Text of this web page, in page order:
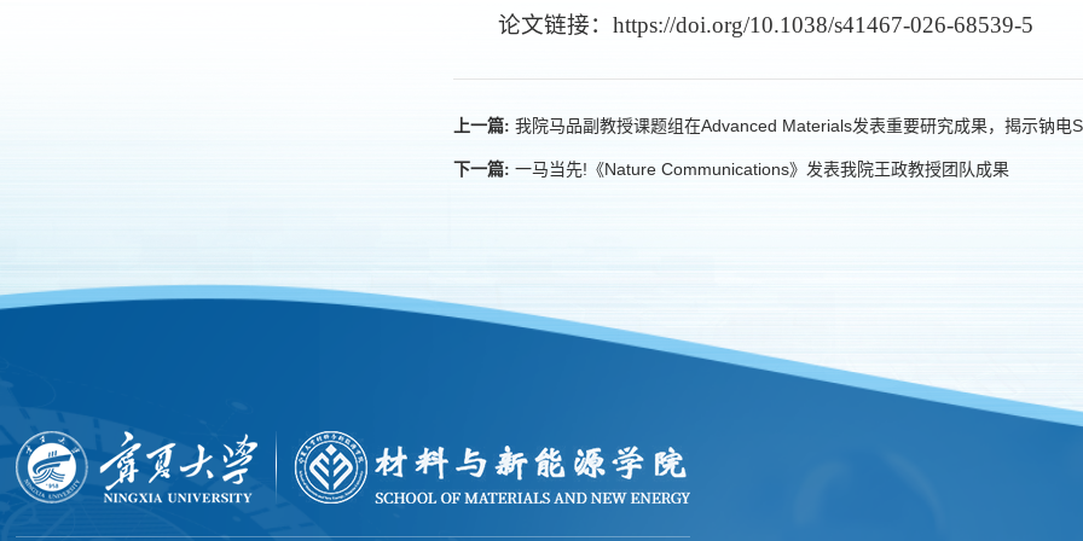
论文链接：https://doi.org/10.1038/s41467-026-68539-5
上一篇:我院马品副教授课题组在Advanced Materials发表重要研究成果，揭示钠电
下一篇:一马当先!《Nature Communications》发表我院王政教授团队成果